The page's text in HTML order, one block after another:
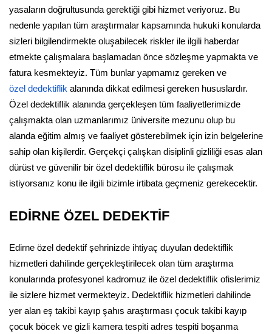
yasaların doğrultusunda gerektiği gibi hizmet veriyoruz. Bu
nedenle yapılan tüm araştırmalar kapsamında hukuki konularda
sizleri bilgilendirmekte oluşabilecek riskler ile ilgili haberdar
etmekte çalışmalara başlamadan önce sözleşme yapmakta ve
fatura kesmekteyiz. Tüm bunlar yapmamız gereken ve
özel dedektiflik alanında dikkat edilmesi gereken hususlardır.
Özel dedektiflik alanında gerçekleşen tüm faaliyetlerimizde
çalışmakta olan uzmanlarımız üniversite mezunu olup bu
alanda eğitim almış ve faaliyet gösterebilmek için izin belgelerine
sahip olan kişilerdir. Gerçekçi çalışkan disiplinli gizliliği esas alan
dürüst ve güvenilir bir özel dedektiflik bürosu ile çalışmak
istiyorsanız konu ile ilgili bizimle irtibata geçmeniz gerekecektir.
EDİRNE ÖZEL DEDEKTİF
Edirne özel dedektif şehrinizde ihtiyaç duyulan dedektiflik
hizmetleri dahilinde gerçekleştirilecek olan tüm araştırma
konularında profesyonel kadromuz ile özel dedektiflik ofislerimiz
ile sizlere hizmet vermekteyiz. Dedektiflik hizmetleri dahilinde
yer alan eş takibi kayıp şahıs araştırması çocuk takibi kayıp
çocuk böcek ve gizli kamera tespiti adres tespiti boşanma